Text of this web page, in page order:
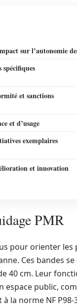
sur l’autonomie
spécifiques
et sanctions
et d’usage
exemplaires
et innovation
PMR
pour orienter les
Ces bandes
40 cm. Leur
espace public,
la norme NF P98-